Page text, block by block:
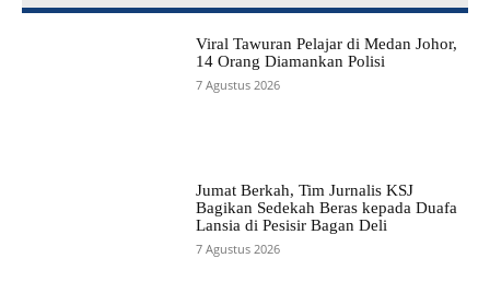
Viral Tawuran Pelajar di Medan Johor,
14 Orang Diamankan Polisi
7 Agustus 2026
Jumat Berkah, Tim Jurnalis KSJ
Bagikan Sedekah Beras kepada Duafa
Lansia di Pesisir Bagan Deli
7 Agustus 2026